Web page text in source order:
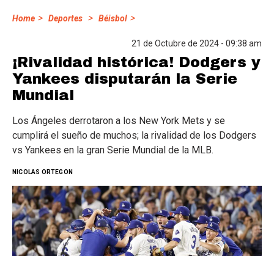
Home > Deportes > Béisbol >
21 de Octubre de 2024 - 09:38 am
¡Rivalidad histórica! Dodgers y
Yankees disputarán la Serie
Mundial
Los Ángeles derrotaron a los New York Mets y se
cumplirá el sueño de muchos; la rivalidad de los Dodgers
vs Yankees en la gran Serie Mundial de la MLB.
NICOLAS ORTEGON